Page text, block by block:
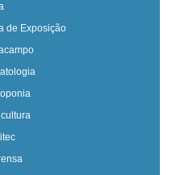
de Exposição